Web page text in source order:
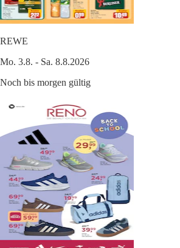
REWE
Mo. 3.8. - Sa. 8.8.2026
Noch bis morgen gültig